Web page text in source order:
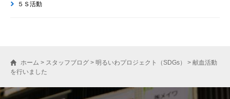
５Ｓ活動
ホーム > スタッフブログ > 明るいわプロジェクト（SDGs） > 献血活動
を行いました